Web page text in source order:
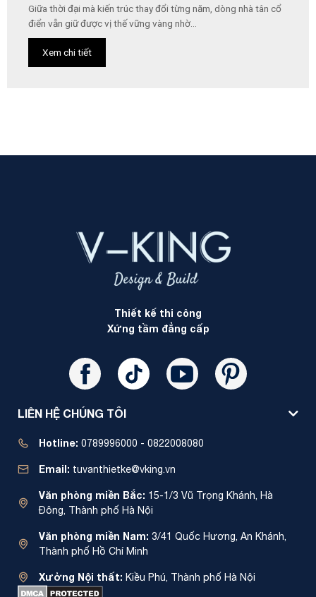
Giữa thời đại mà kiến trúc thay đổi từng năm, dòng nhà tân cổ
điển vẫn giữ được vị thế vững vàng nhờ...
Xem chi tiết
Thiết kế thi công
Xứng tầm đẳng cấp
LIÊN HỆ CHÚNG TÔI
Hotline: 0789996000 - 0822008080
Email: tuvanthietke@vking.vn
Văn phòng miền Bắc: 15-1/3 Vũ Trọng Khánh, Hà
Đông, Thành phố Hà Nội
Văn phòng miền Nam: 3/41 Quốc Hương, An Khánh,
Thành phố Hồ Chí Minh
Xưởng Nội thất: Kiều Phú, Thành phố Hà Nội